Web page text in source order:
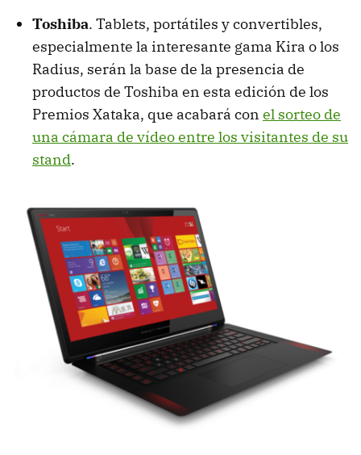
Toshiba. Tablets, portátiles y convertibles,
especialmente la interesante gama Kira o los
Radius, serán la base de la presencia de
productos de Toshiba en esta edición de los
Premios Xataka, que acabará con el sorteo de
una cámara de vídeo entre los visitantes de su
stand.